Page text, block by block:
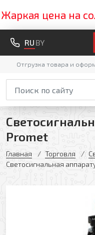
цена на
RU BY
Отгрузка товара и
Promet
Главная Торговля
Светосигнальная